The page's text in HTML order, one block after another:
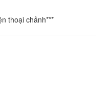
thoại chảnh***